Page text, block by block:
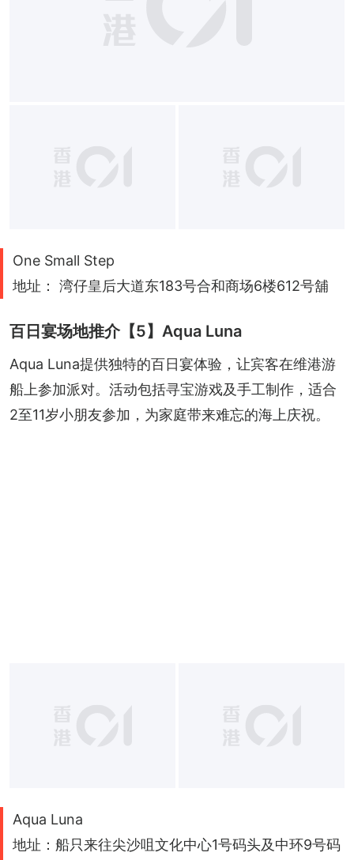
One Small Step
地址： 湾仔皇后大道东183号合和商场6楼612号舖
百日宴场地推介【5】Aqua Luna
Aqua Luna提供独特的百日宴体验，让宾客在维港游
船上参加派对。活动包括寻宝游戏及手工制作，适合
2至11岁小朋友参加，为家庭带来难忘的海上庆祝。
Aqua Luna
地址：船只来往尖沙咀文化中心1号码头及中环9号码